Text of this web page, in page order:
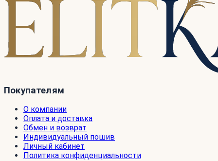
Покупателям
О компании
Оплата и доставка
Обмен и возврат
Индивидуальный пошив
Личный кабинет
Политика конфиденциальности